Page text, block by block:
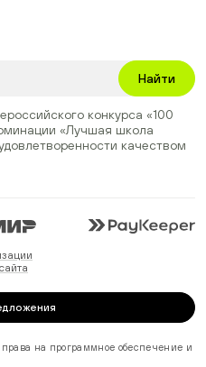
Найти
конкурса «100
«Лучшая школа
качеством
на программное обеспечение и